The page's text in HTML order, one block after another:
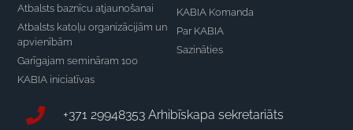
Atbalsts baznīcu atjaunošanai
Atbalsts katoļu organizācijām un
apvienībām
Garīgajam semināram 100
KABIA iniciatīvas
KABIA Komanda
Par KABIA
Sazināties
+371 29948353 Arhibīskapa sekretariāts